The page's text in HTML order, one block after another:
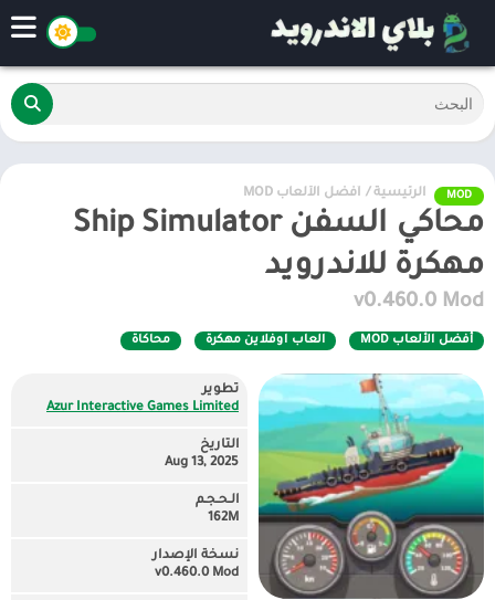
MOD الرئيسية / أفضل الألعاب MOD
محاكي السفن Ship Simulator
مهكرة للاندرويد
v0.460.0 Mod
أفضل الألعاب MOD العاب اوفلاين مهكرة محاكاة
تطوير
Azur Interactive Games Limited
التاريخ
Aug 13, 2025
الـحـجـم
162M
نسخة الإصدار
v0.460.0 Mod